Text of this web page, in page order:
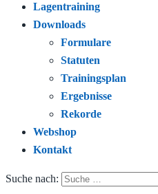
Lagentraining
Downloads
Formulare
Statuten
Trainingsplan
Ergebnisse
Rekorde
Webshop
Kontakt
Suche nach: